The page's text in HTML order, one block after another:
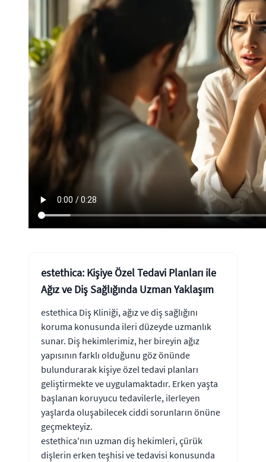
estethica: Kişiye Özel Tedavi Planları ile
Ağız ve Diş Sağlığında Uzman Yaklaşım
estethica Diş Kliniği, ağız ve diş sağlığını
koruma konusunda ileri düzeyde uzmanlık
sunar. Diş hekimlerimiz, her bireyin ağız
yapısının farklı olduğunu göz önünde
bulundurarak kişiye özel tedavi planları
geliştirmekte ve uygulamaktadır. Erken yaşta
başlanan koruyucu tedavilerle, ilerleyen
yaşlarda oluşabilecek ciddi sorunların önüne
geçmekteyiz.
estethica'nın uzman diş hekimleri, çürük
dişlerin erken teşhisi ve tedavisi konusunda